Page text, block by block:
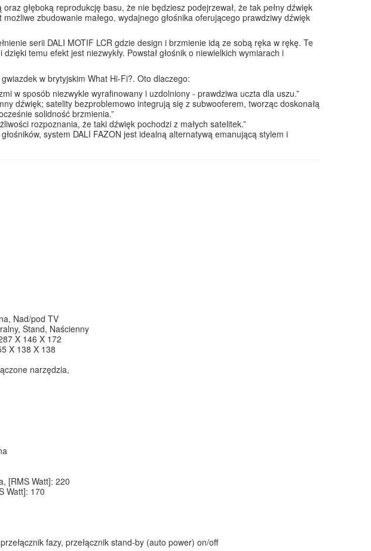
głęboką reprodukcję basu, że nie będziesz podejrzewał, że tak pełny dźwięk
zbudowanie małego, wydajnego głośnika oferującego prawdziwy dźwięk
serii DALI MOTIF LCR gdzie design i brzmienie idą ze sobą ręka w rękę. Te
temu efekt jest niezwykły. Powstał głośnik o niewielkich wymiarach i
w brytyjskim What Hi-Fi?. Oto dlaczego:
w sposób niezwykle wyrafinowany i uzdolniony - prawdziwa uczta dla uszu.”
dźwięk; satelity bezproblemowo integrują się z subwooferem, tworząc doskonałą
solidność brzmienia.”
rozpoznania, że taki dźwięk pochodzi z małych satelitek.”
system DALI FAZON jest idealną alternatywą emanującą stylem i
Nad/pod TV
Stand, Naścienny
X 146 X 172
X 138 X 138
narzędzia,
[RMS Watt]: 220
Watt]: 170
fazy, przełącznik stand-by (auto power) on/off